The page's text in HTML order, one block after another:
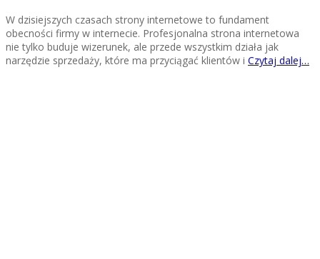
W dzisiejszych czasach strony internetowe to fundament
obecności firmy w internecie. Profesjonalna strona internetowa
nie tylko buduje wizerunek, ale przede wszystkim działa jak
narzędzie sprzedaży, które ma przyciągać klientów i Czytaj dalej…